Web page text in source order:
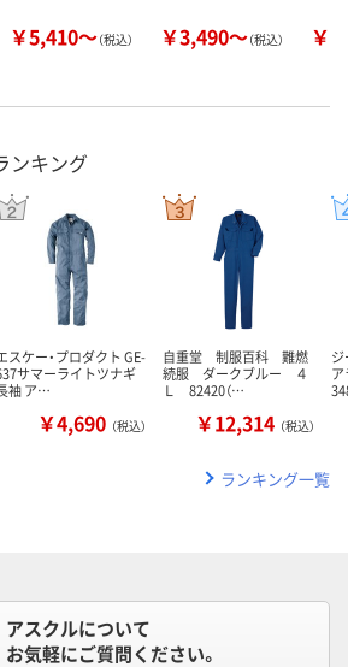
￥5,410～（税込） ￥3,490～（税込） ￥
ンキング
スケー・プロダクト GE-
サマーライトツナギ
袖 ア…
￥4,690 （税込）
自重堂 制服百科 難燃
続服 ダークブルー ４
Ｌ 82420（…
￥12,314 （税込）
ジ
ランキング一覧
アスクルについて
お気軽にご質問ください。